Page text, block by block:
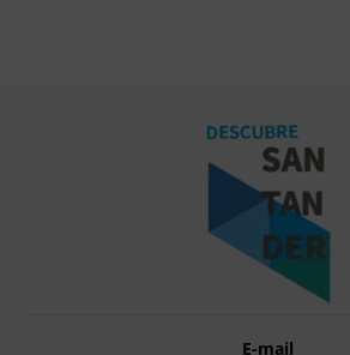
E-mail